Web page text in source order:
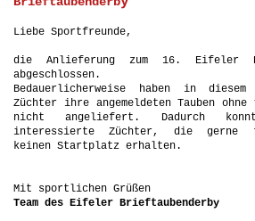
Liebe Sportfreunde,
die Anlieferung zum 16. Eifeler
abgeschlossen.
Bedauerlicherweise haben in
Züchter ihre angemeldeten Tauben ohne
nicht angeliefert. Dadurch
interessierte Züchter, die gerne
keinen Startplatz erhalten.
Mit sportlichen Grüßen
Team des Eifeler Brieftaubenderby